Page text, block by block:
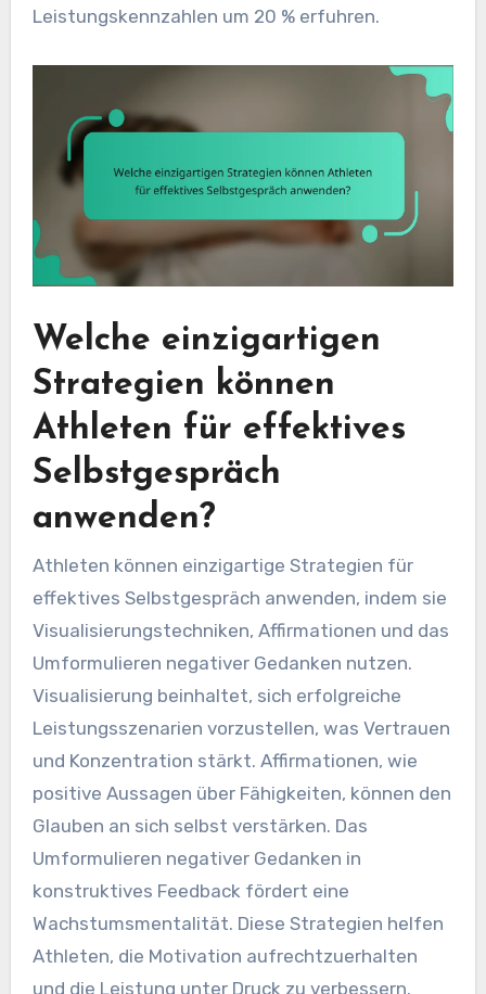
Leistungskennzahlen um 20 % erfuhren.
Welche einzigartigen
Strategien können
Athleten für effektives
Selbstgespräch
anwenden?
Athleten können einzigartige Strategien für
effektives Selbstgespräch anwenden, indem sie
Visualisierungstechniken, Affirmationen und das
Umformulieren negativer Gedanken nutzen.
Visualisierung beinhaltet, sich erfolgreiche
Leistungsszenarien vorzustellen, was Vertrauen
und Konzentration stärkt. Affirmationen, wie
positive Aussagen über Fähigkeiten, können den
Glauben an sich selbst verstärken. Das
Umformulieren negativer Gedanken in
konstruktives Feedback fördert eine
Wachstumsmentalität. Diese Strategien helfen
Athleten, die Motivation aufrechtzuerhalten
und die Leistung unter Druck zu verbessern.